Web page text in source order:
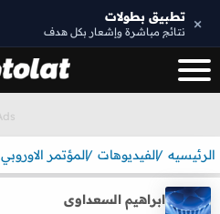
× تطبيق بطولات
نتائج مباشرة وإشعار بكل هدف
الرئيسيه الفيديوهات المؤتمر الاوروبي
ابراهيم السعداوى